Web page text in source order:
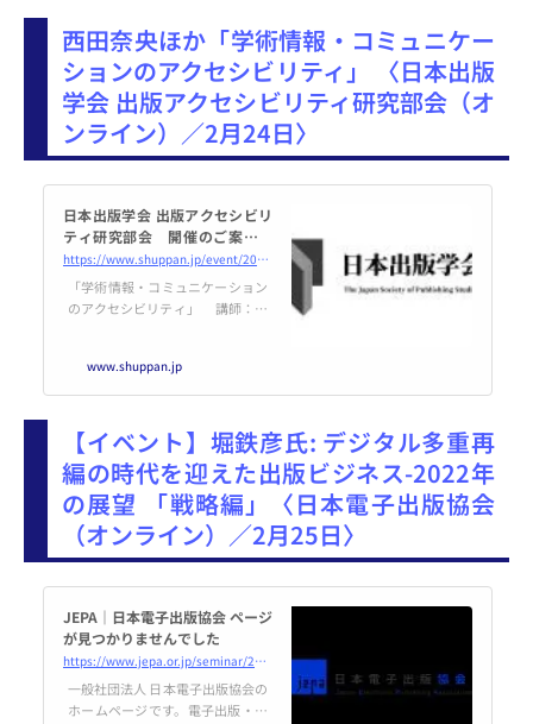
西田奈央ほか「学術情報・コミュニケー
ションのアクセシビリティ」 〈日本出版
学会 出版アクセシビリティ研究部会（オ
ンライン）／2月24日〉
日本出版学会 出版アクセシビリ
ティ研究部会 開催のご案内
（2022年2月24日開催） | 日本
出版学会
https://www.shuppan.jp/event/2022/01/31/1931/
「学術情報・コミュニケーション
のアクセシビリティ」 講師：西
8：30～20：00 開催方法：オンラ
イン開催（Zoom） 参加費： 無
えた場合
www.shuppan.jp
【イベント】堀鉄彦氏: デジタル多重再
編の時代を迎えた出版ビジネス-2022年
の展望 「戦略編」〈日本電子出版協会
（オンライン）／2月25日〉
JEPA｜日本電子出版協会 ページ
が見つかりませんでした
https://www.jepa.or.jp/seminar/20220225/
一般社団法人 日本電子出版協会の
ホームページです。電子出版・編